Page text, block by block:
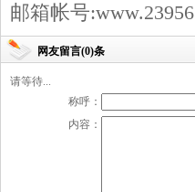
邮箱帐号
网友留言(0)条
请等待...
称呼：
内容：